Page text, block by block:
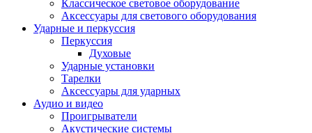
Классическое световое оборудование
Аксессуары для светового оборудования
Ударные и перкуссия
Перкуссия
Духовые
Ударные установки
Тарелки
Аксессуары для ударных
Аудио и видео
Проигрыватели
Акустические системы